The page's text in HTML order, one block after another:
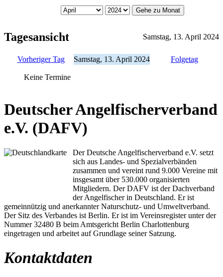
Gehe zu Monat
Tagesansicht Samstag, 13. April 2024
Vorheriger Tag Samstag, 13. April 2024 Folgetag
Keine Termine
Deutscher Angelfischerverband
e.V. (DAFV)
Der Deutsche Angelfischerverband e.V. setzt
sich aus Landes- und Spezialverbänden
zusammen und vereint rund 9.000 Vereine mit
insgesamt über 530.000 organisierten
Mitgliedern. Der DAFV ist der Dachverband
der Angelfischer in Deutschland. Er ist
gemeinnützig und anerkannter Naturschutz- und Umweltverband.
Der Sitz des Verbandes ist Berlin. Er ist im Vereinsregister unter der
Nummer 32480 B beim Amtsgericht Berlin Charlottenburg
eingetragen und arbeitet auf Grundlage seiner Satzung.
Kontaktdaten